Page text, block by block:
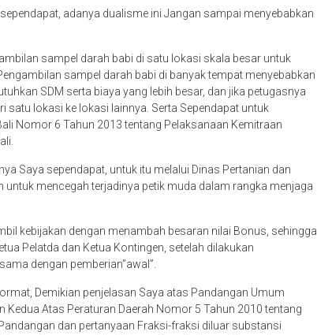
adanya dualisme ini Jangan sampai menyebabkan
sampel darah babi di satu lokasi skala besar untuk
sampel darah babi di banyak tempat menyebabkan
SDM serta biaya yang lebih besar, dan jika petugasnya
lokasi ke lokasi lainnya. Serta Sependapat untuk
Nomor 6 Tahun 2013 tentang Pelaksanaan Kemitraan
Saya sependapat, untuk itu melalui Dinas Pertanian dan
mencegah terjadinya petik muda dalam rangka menjaga
kebijakan dengan menambah besaran nilai Bonus, sehingga
Pelatda dan Ketua Kontingen, setelah dilakukan
dengan pemberian”awal”.
Demikian penjelasan Saya atas Pandangan Umum
Atas Peraturan Daerah Nomor 5 Tahun 2010 tentang
dan pertanyaan Fraksi-fraksi diluar substansi